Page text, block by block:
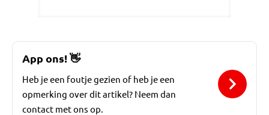
App ons!👋
Heb je een foutje gezien of heb je een
opmerking over dit artikel? Neem dan
contact met ons op.